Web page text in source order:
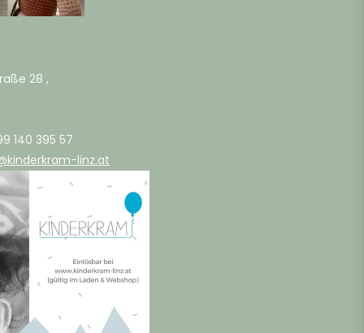
28 ,
140 395 57
linz.at